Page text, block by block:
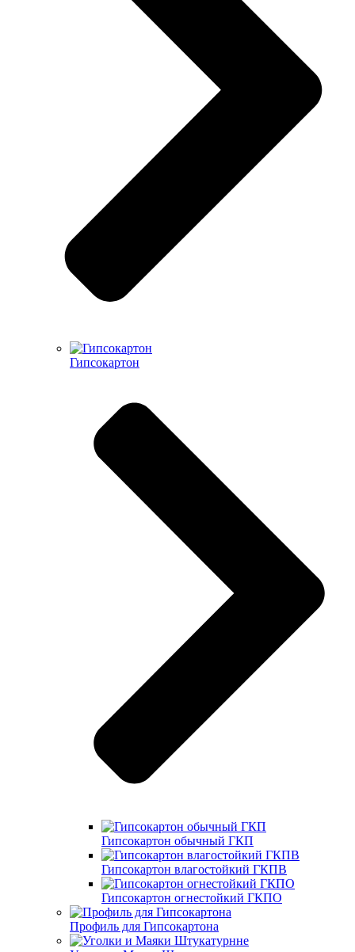
Гипсокартон
Гипсокартон обычный ГКП
Гипсокартон влагостойкий ГКПВ
Гипсокартон огнестойкий ГКПО
Профиль для Гипсокартона